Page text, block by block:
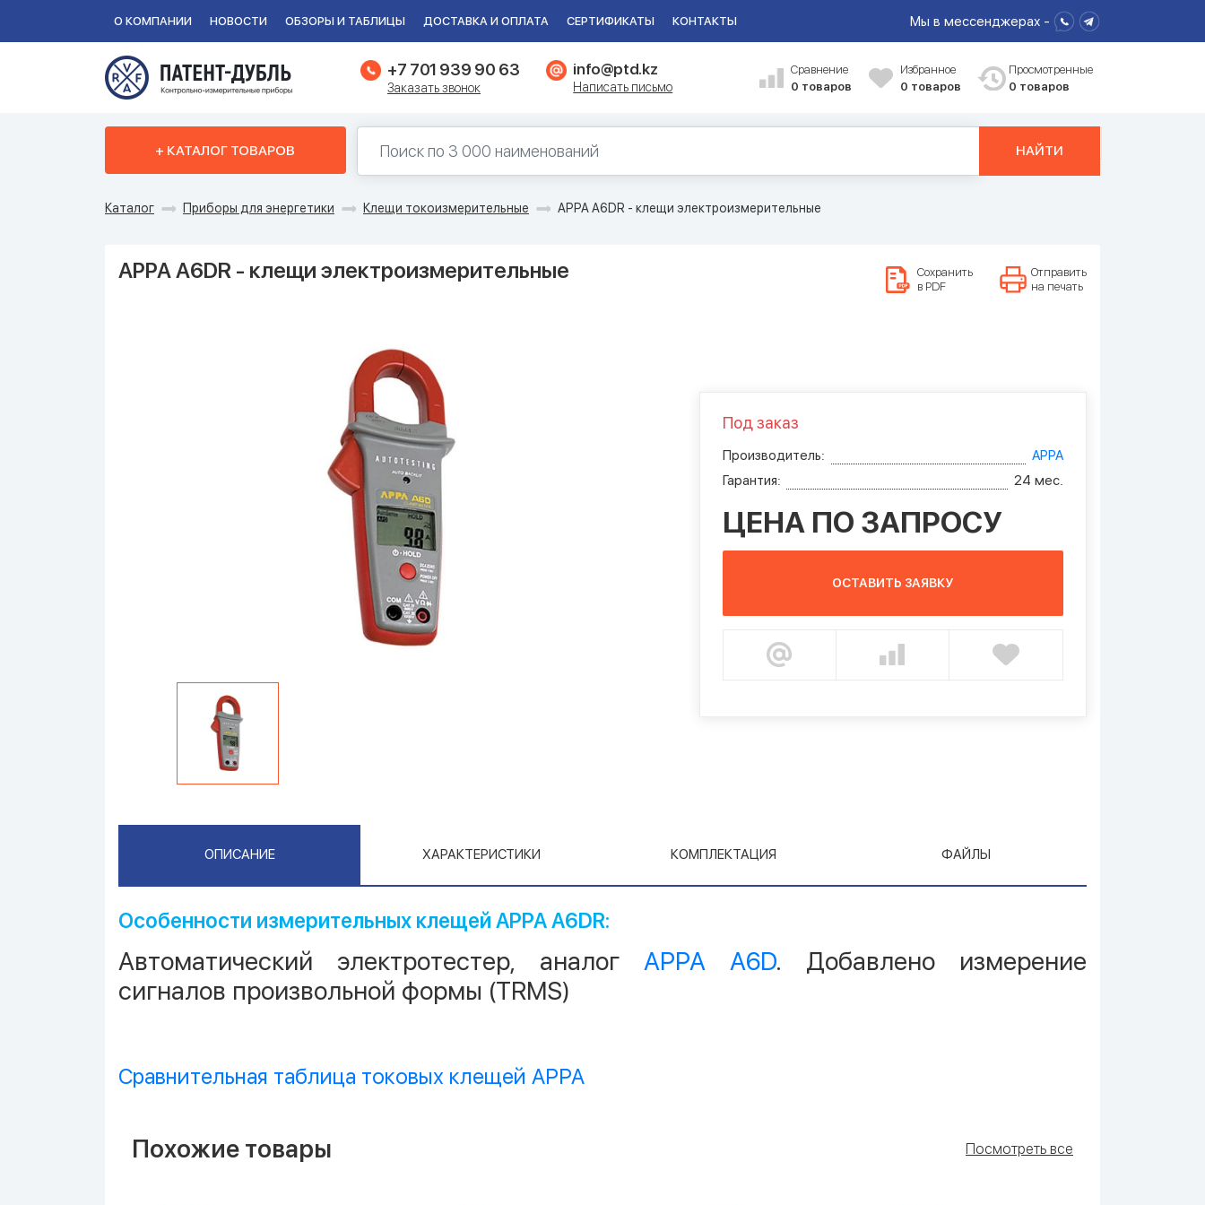
О КОМПАНИИ НОВОСТИ ОБЗОРЫ И ТАБЛИЦЫ ДОСТАВКА И ОПЛАТА СЕРТИФИКАТЫ КОНТАКТЫ Мы в мессенджерах -
+7 701 939 90 63
Заказать звонок
info@ptd.kz
Написать письмо
Сравнение
0 товаров
Избранное
0 товаров
Просмотренные
0 товаров
+ КАТАЛОГ ТОВАРОВ НАЙТИ
Каталог Приборы для энергетики Клещи токоизмерительные APPA A6DR - клещи электроизмерительные
APPA A6DR - клещи электроизмерительные
Сохранить
в PDF
Отправить
на печать
Под заказ
Производитель:
APPA
Гарантия:
24 мес.
ЦЕНА ПО ЗАПРОСУ
ОСТАВИТЬ ЗАЯВКУ
ОПИСАНИЕ ХАРАКТЕРИСТИКИ КОМПЛЕКТАЦИЯ ФАЙЛЫ
Особенности измерительных клещей APPA A6DR:
Автоматический электротестер, аналог АРРА А6D. Добавлено измерение
сигналов произвольной формы (TRMS)
Сравнительная таблица токовых клещей APPA
Похожие товары Посмотреть все